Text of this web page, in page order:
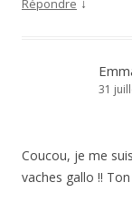
Répondre
31
Coucou, je me
vaches gallo !!